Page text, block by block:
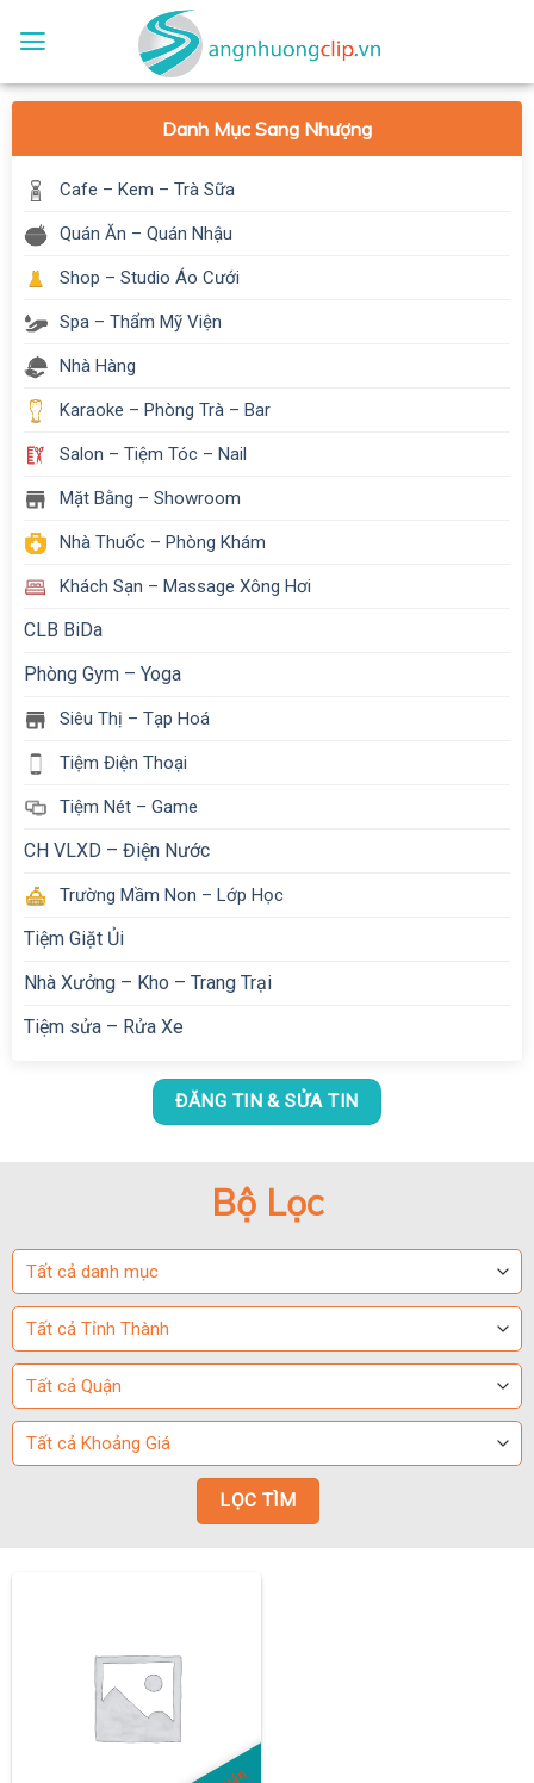
Danh Mục Sang Nhượng
Cafe – Kem – Trà Sữa
Quán Ăn – Quán Nhậu
Shop – Studio Áo Cưới
Spa – Thẩm Mỹ Viện
Nhà Hàng
Karaoke – Phòng Trà – Bar
Salon – Tiệm Tóc – Nail
Mặt Bằng – Showroom
Nhà Thuốc – Phòng Khám
Khách Sạn – Massage Xông Hơi
CLB BiDa
Phòng Gym – Yoga
Siêu Thị – Tạp Hoá
Tiệm Điện Thoại
Tiệm Nét – Game
CH VLXD – Điện Nước
Trường Mầm Non – Lớp Học
Tiệm Giặt Ủi
Nhà Xưởng – Kho – Trang Trại
Tiệm sửa – Rửa Xe
ĐĂNG TIN & SỬA TIN
Bộ Lọc